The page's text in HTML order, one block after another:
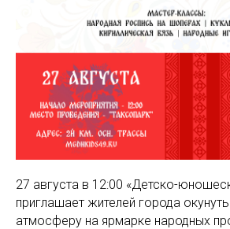
27 августа в 12:00 «Детско-
приглашает жителей города
атмосферу на ярмарке народных